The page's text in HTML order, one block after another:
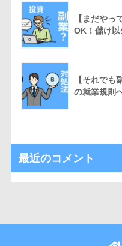
【まだやっ
OK！儲け
【それでも
の就業規則
最近のコメント